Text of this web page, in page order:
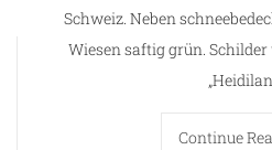
Schweiz. Neben
Wiesen saftig grün. Schilder
Continue